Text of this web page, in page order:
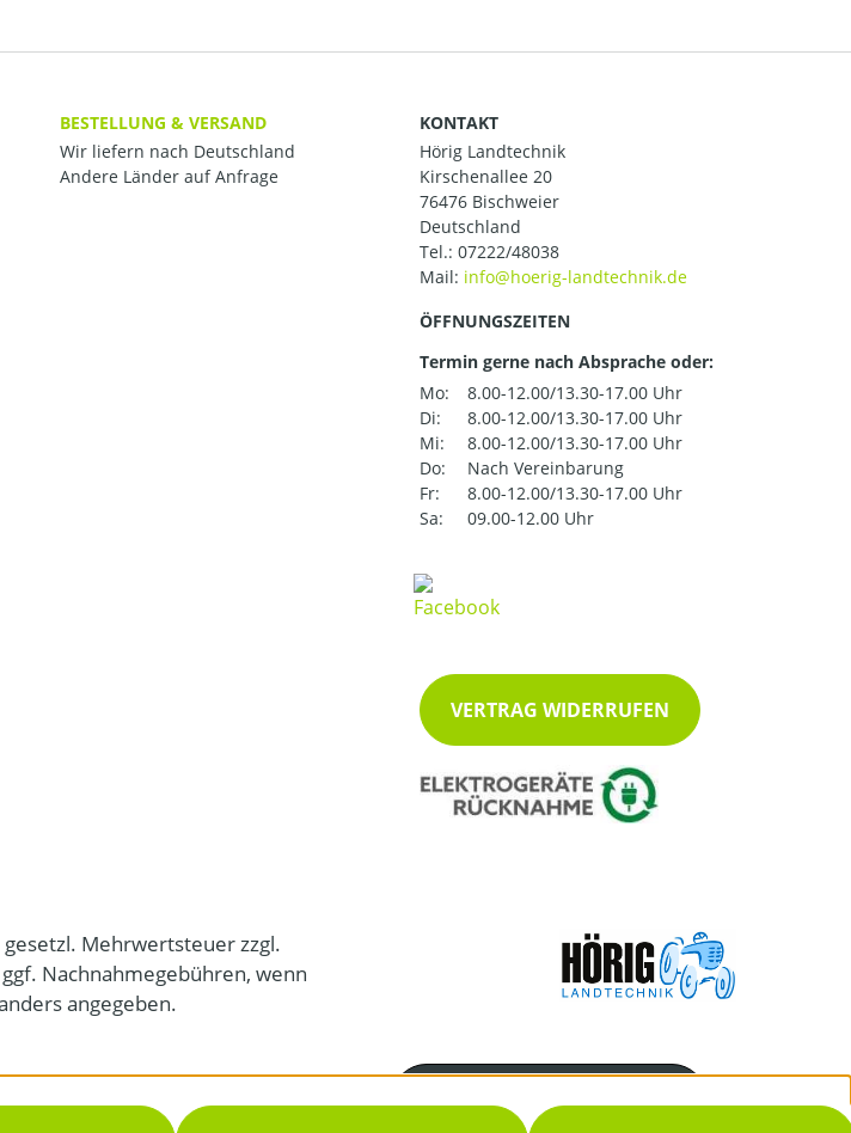
BESTELLUNG & VERSAND
Wir liefern nach Deutschland
Andere Länder auf Anfrage
KONTAKT
Hörig Landtechnik
Kirschenallee 20
76476 Bischweier
Deutschland
Tel.: 07222/48038
Mail:
ÖFFNUNGSZEITEN
Termin gerne nach Absprache oder:
Mo:
8.00-12.00/13.30-17.00 Uhr
Di:
8.00-12.00/13.30-17.00 Uhr
Mi:
8.00-12.00/13.30-17.00 Uhr
Do:
Nach Vereinbarung
Fr:
8.00-12.00/13.30-17.00 Uhr
Sa:
09.00-12.00 Uhr
VERTRAG WIDERRUFEN
Mehrwertsteuer zzgl.
Nachnahmegebühren, wenn
angegeben.
07222/48038